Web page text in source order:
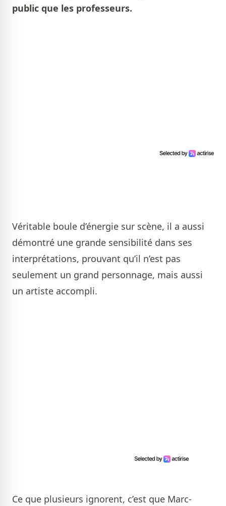
public que les professeurs.
Véritable boule d’énergie sur scène, il a aussi
démontré une grande sensibilité dans ses
interprétations, prouvant qu’il n’est pas
seulement un grand personnage, mais aussi
un artiste accompli.
Ce que plusieurs ignorent, c’est que Marc-